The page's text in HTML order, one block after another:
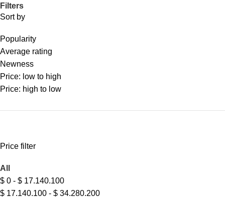
Filters
Sort by
Popularity
Average rating
Newness
Price: low to high
Price: high to low
Price filter
All
$ 0 - $ 17.140.100
$ 17.140.100 - $ 34.280.200